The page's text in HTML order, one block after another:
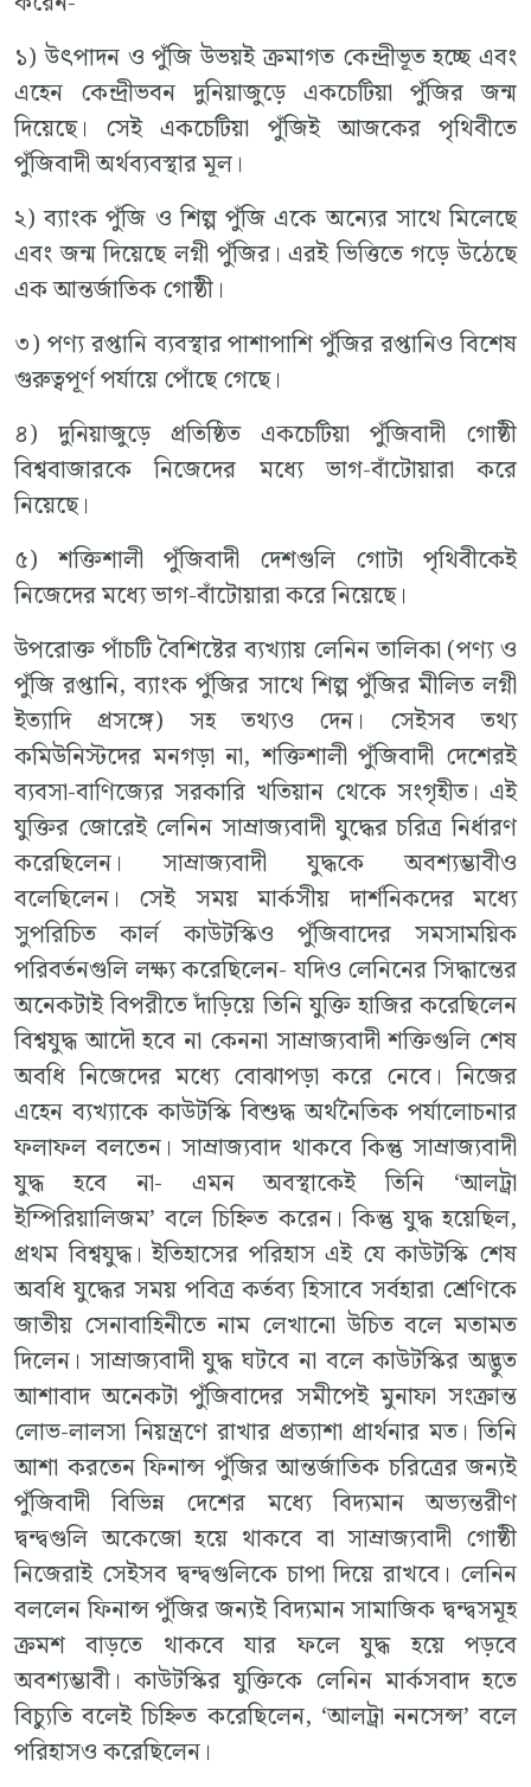
১) উৎপাদন ও পুঁজি উভয়ই ক্রমাগত কেন্দ্রীভূত হচ্ছে এবং
এহেন কেন্দ্রীভবন দুনিয়াজুড়ে একচেটিয়া পুঁজির জন্ম
দিয়েছে। সেই একচেটিয়া পুঁজিই আজকের পৃথিবীতে
পুঁজিবাদী অর্থব্যবস্থার মূল।
২) ব্যাংক পুঁজি ও শিল্প পুঁজি একে অন্যের সাথে মিলেছে
এবং জন্ম দিয়েছে লগ্নী পুঁজির। এরই ভিত্তিতে গড়ে উঠেছে
এক আন্তর্জাতিক গোষ্ঠী।
৩) পণ্য রপ্তানি ব্যবস্থার পাশাপাশি পুঁজির রপ্তানিও বিশেষ
গুরুত্বপূর্ণ পর্যায়ে পোঁছে গেছে।
৪) দুনিয়াজুড়ে প্রতিষ্ঠিত একচেটিয়া পুঁজিবাদী গোষ্ঠী
বিশ্ববাজারকে নিজেদের মধ্যে ভাগ-বাঁটোয়ারা করে
নিয়েছে।
৫) শক্তিশালী পুঁজিবাদী দেশগুলি গোটা পৃথিবীকেই
নিজেদের মধ্যে ভাগ-বাঁটোয়ারা করে নিয়েছে।
উপরোক্ত পাঁচটি বৈশিষ্টের ব্যখ্যায় লেনিন তালিকা (পণ্য ও
পুঁজি রপ্তানি, ব্যাংক পুঁজির সাথে শিল্প পুঁজির মীলিত লগ্নী
ইত্যাদি প্রসঙ্গে) সহ তথ্যও দেন। সেইসব তথ্য
কমিউনিস্টদের মনগড়া না, শক্তিশালী পুঁজিবাদী দেশেরই
ব্যবসা-বাণিজ্যের সরকারি খতিয়ান থেকে সংগৃহীত। এই
যুক্তির জোরেই লেনিন সাম্রাজ্যবাদী যুদ্ধের চরিত্র নির্ধারণ
করেছিলেন। সাম্রাজ্যবাদী যুদ্ধকে অবশ্যম্ভাবীও
বলেছিলেন। সেই সময় মার্কসীয় দার্শনিকদের মধ্যে
সুপরিচিত কার্ল কাউটস্কিও পুঁজিবাদের সমসাময়িক
পরিবর্তনগুলি লক্ষ্য করেছিলেন- যদিও লেনিনের সিদ্ধান্তের
অনেকটাই বিপরীতে দাঁড়িয়ে তিনি যুক্তি হাজির করেছিলেন
বিশ্বযুদ্ধ আদৌ হবে না কেননা সাম্রাজ্যবাদী শক্তিগুলি শেষ
অবধি নিজেদের মধ্যে বোঝাপড়া করে নেবে। নিজের
এহেন ব্যখ্যাকে কাউটস্কি বিশুদ্ধ অর্থনৈতিক পর্যালোচনার
ফলাফল বলতেন। সাম্রাজ্যবাদ থাকবে কিন্তু সাম্রাজ্যবাদী
যুদ্ধ হবে না- এমন অবস্থাকেই তিনি ‘আলট্রা
ইম্পিরিয়ালিজম’ বলে চিহ্নিত করেন। কিন্তু যুদ্ধ হয়েছিল,
প্রথম বিশ্বযুদ্ধ। ইতিহাসের পরিহাস এই যে কাউটস্কি শেষ
অবধি যুদ্ধের সময় পবিত্র কর্তব্য হিসাবে সর্বহারা শ্রেণিকে
জাতীয় সেনাবাহিনীতে নাম লেখানো উচিত বলে মতামত
দিলেন। সাম্রাজ্যবাদী যুদ্ধ ঘটবে না বলে কাউটস্কির অদ্ভুত
আশাবাদ অনেকটা পুঁজিবাদের সমীপেই মুনাফা সংক্রান্ত
লোভ-লালসা নিয়ন্ত্রণে রাখার প্রত্যাশা প্রার্থনার মত। তিনি
আশা করতেন ফিনান্স পুঁজির আন্তর্জাতিক চরিত্রের জন্যই
পুঁজিবাদী বিভিন্ন দেশের মধ্যে বিদ্যমান অভ্যন্তরীণ
দ্বন্দ্বগুলি অকেজো হয়ে থাকবে বা সাম্রাজ্যবাদী গোষ্ঠী
নিজেরাই সেইসব দ্বন্দ্বগুলিকে চাপা দিয়ে রাখবে। লেনিন
বললেন ফিনান্স পুঁজির জন্যই বিদ্যমান সামাজিক দ্বন্দ্বসমূহ
ক্রমশ বাড়তে থাকবে যার ফলে যুদ্ধ হয়ে পড়বে
অবশ্যম্ভাবী। কাউটস্কির যুক্তিকে লেনিন মার্কসবাদ হতে
বিচ্যুতি বলেই চিহ্নিত করেছিলেন, ‘আলট্রা ননসেন্স’ বলে
পরিহাসও করেছিলেন।